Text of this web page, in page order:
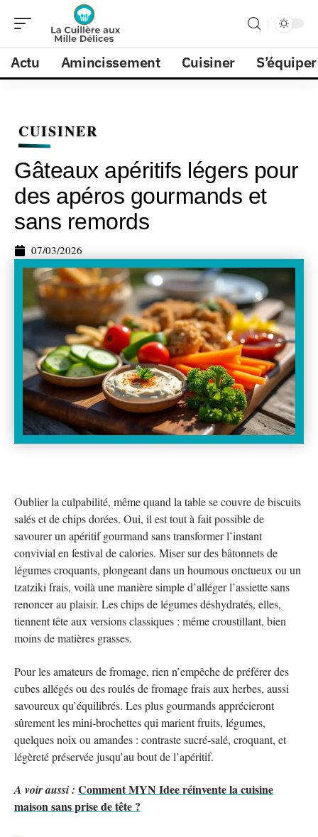
Actu Amincissement Cuisiner S’équiper
CUISINER
Gâteaux apéritifs légers pour
des apéros gourmands et
sans remords
07/03/2026
Oublier la culpabilité, même quand la table se couvre de biscuits
salés et de chips dorées. Oui, il est tout à fait possible de
savourer un apéritif gourmand sans transformer l’instant
convivial en festival de calories. Miser sur des bâtonnets de
légumes croquants, plongeant dans un houmous onctueux ou un
tzatziki frais, voilà une manière simple d’alléger l’assiette sans
renoncer au plaisir. Les chips de légumes déshydratés, elles,
tiennent tête aux versions classiques : même croustillant, bien
moins de matières grasses.
Pour les amateurs de fromage, rien n’empêche de préférer des
cubes allégés ou des roulés de fromage frais aux herbes, aussi
savoureux qu’équilibrés. Les plus gourmands apprécieront
sûrement les mini-brochettes qui marient fruits, légumes,
quelques noix ou amandes : contraste sucré-salé, croquant, et
légèreté préservée jusqu’au bout de l’apéritif.
A voir aussi : Comment MYN Idee réinvente la cuisine
maison sans prise de tête ?